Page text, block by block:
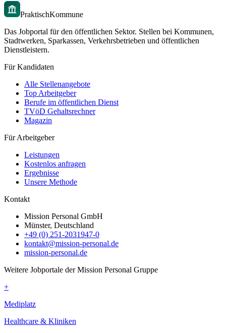
PraktischKommune
Das Jobportal für den öffentlichen Sektor. Stellen bei Kommunen,
Stadtwerken, Sparkassen, Verkehrsbetrieben und öffentlichen
Dienstleistern.
Für Kandidaten
Alle Stellenangebote
Top Arbeitgeber
Berufe im öffentlichen Dienst
TVöD Gehaltsrechner
Magazin
Für Arbeitgeber
Leistungen
Kostenlos anfragen
Ergebnisse
Unsere Methode
Kontakt
Mission Personal GmbH
Münster, Deutschland
+49 (0) 251-2031947-0
kontakt@mission-personal.de
mission-personal.de
Weitere Jobportale der Mission Personal Gruppe
+
Mediplatz
Healthcare & Kliniken